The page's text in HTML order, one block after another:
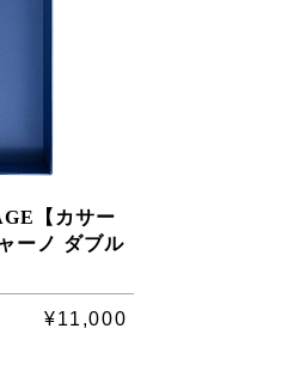
【カサー
ーノ ダブル
¥11,000